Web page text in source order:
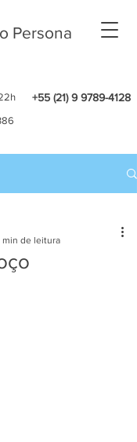
Persona
+55 (21) 9 9789-4128
min de leitura